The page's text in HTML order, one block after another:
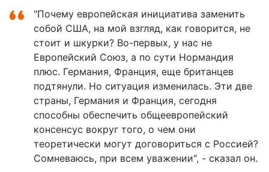
"Почему европейская инициатива заменить
собой США, на мой взгляд, как говорится, не
стоит и шкурки? Во-первых, у нас не
Европейский Союз, а по сути Нормандия
плюс. Германия, Франция, еще британцев
подтянули. Но ситуация изменилась. Эти две
страны, Германия и Франция, сегодня
способны обеспечить общеевропейский
консенсус вокруг того, о чем они
теоретически могут договориться с Россией?
Сомневаюсь, при всем уважении", - сказал он.